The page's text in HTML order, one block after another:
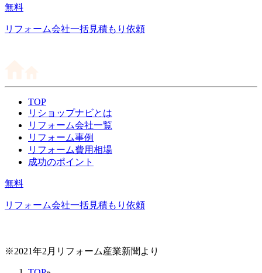
無料
リフォーム会社一括見積もり依頼
TOP
リショップナビとは
リフォーム会社一覧
リフォーム事例
リフォーム費用相場
成功のポイント
無料
リフォーム会社一括見積もり依頼
※2021年2月リフォーム産業新聞より